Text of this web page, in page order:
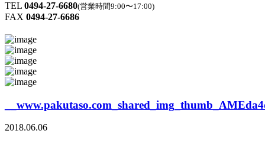
TEL 0494-27-6680(営業時間9:00〜17:00)
FAX 0494-27-6686
2018.06.06